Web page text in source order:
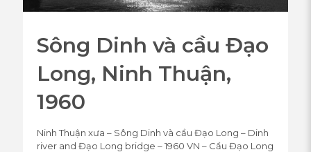
Sông Dinh và cầu Đạo
Long, Ninh Thuận,
1960
Ninh Thuận xưa – Sông Dinh và cầu Đạo Long – Dinh
river and Đạo Long bridge – 1960 VN – Cầu Đạo Long